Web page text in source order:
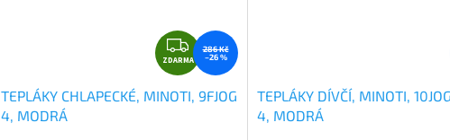
Z
D
A
R
ZDARMA
286 Kč
–26 %
TEPLÁKY CHLAPECKÉ, MINOTI, 9FJOG
4, MODRÁ
TEPLÁKY DÍVČÍ, MINOTI,
4, MODRÁ